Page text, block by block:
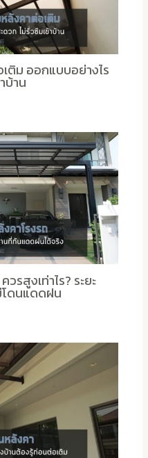
ติม ออกแบบอย่างไร
บ้าน
รสูงเท่าไร? ระยะ
โดนแดดฝน